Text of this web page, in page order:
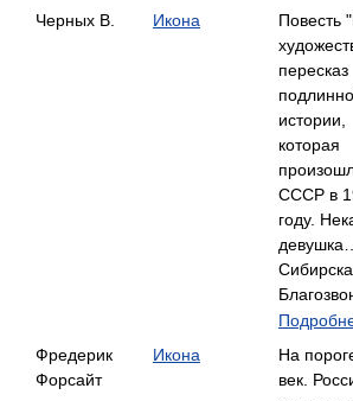
Черных В. Икона
Повесть
пересказ
истории,
которая
СССР в
году.
Фредерик
Форсайт
Икона
На
век.